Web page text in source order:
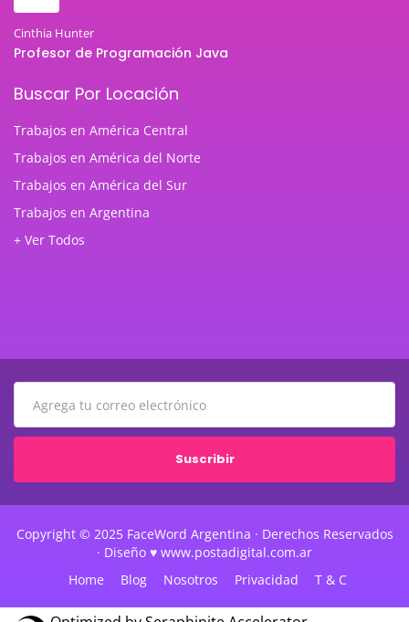
Cinthia Hunter
Profesor de Programación Java
Buscar Por Locación
Trabajos en América Central
Trabajos en América del Norte
Trabajos en América del Sur
Trabajos en Argentina
+ Ver Todos
Suscribir
Copyright © 2025 FaceWord Argentina · Derechos Reservados
· Diseño ♥ www.postadigital.com.ar
Home
Blog Nosotros Privacidad T & C